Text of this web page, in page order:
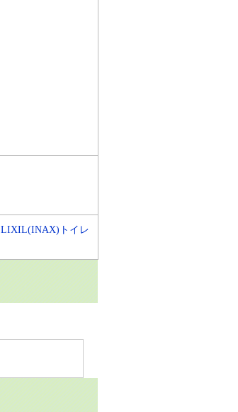
LIXIL(INAX)トイレ